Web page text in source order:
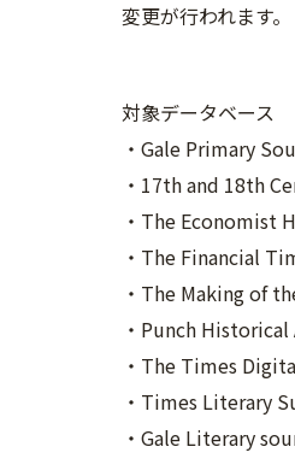
変更が行われます。
対象データベース
・Gale Primary
・17th and 18th
・The Economist
・The Financial
・The Making of
・Punch
・The Times
・Times Literary
・Gale Literary